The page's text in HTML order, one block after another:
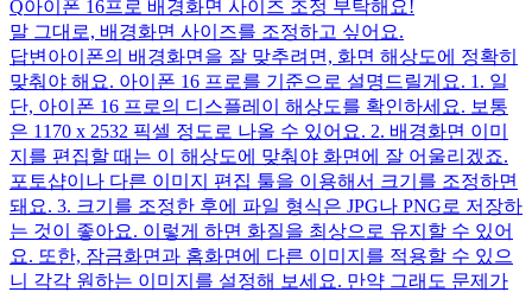
Q아이폰 16프로 배경화면 사이즈 조정 부탁해요!
말 그대로, 배경화면 사이즈를 조정하고 싶어요.
답변 아이폰의 배경화면을 잘 맞추려면, 화면 해상도에 정확히
맞춰야 해요. 아이폰 16 프로를 기준으로 설명드릴게요. 1. 일
단, 아이폰 16 프로의 디스플레이 해상도를 확인하세요. 보통
은 1170 x 2532 픽셀 정도로 나올 수 있어요. 2. 배경화면 이미
지를 편집할 때는 이 해상도에 맞춰야 화면에 잘 어울리겠죠.
포토샵이나 다른 이미지 편집 툴을 이용해서 크기를 조정하면
돼요. 3. 크기를 조정한 후에 파일 형식은 JPG나 PNG로 저장하
는 것이 좋아요. 이렇게 하면 화질을 최상으로 유지할 수 있어
요. 또한, 잠금화면과 홈화면에 다른 이미지를 적용할 수 있으
니 각각 원하는 이미지를 설정해 보세요. 만약 그래도 문제가